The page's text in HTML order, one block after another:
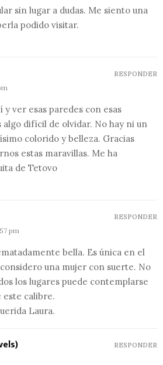
sin lugar a dudas. Me siento una
podido visitar.
y ver esas paredes con esas
algo difícil de olvidar. No hay ni un
colorido y belleza. Gracias
estas maravillas. Me ha
de Tetovo
RESPONDER
pm
bella. Es única en el
una mujer con suerte. No
los lugares puede contemplarse
este calibre.
Laura.
RESPONDER
RESPONDER